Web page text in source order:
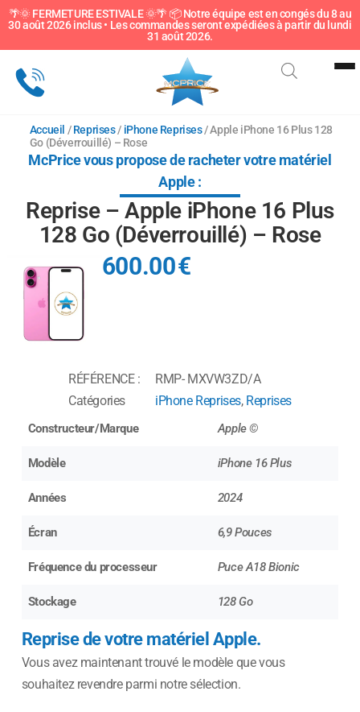
🌴🌞 FERMETURE ESTIVALE 🌞🌴 📦 Notre équipe est en congés du 8 au
30 août 2026 inclus • Les commandes seront expédiées à partir du lundi
31 août 2026.
Sous-catégorie
Accueil /Reprises/ iPhone Reprises/ Apple iPhone 16 Plus 128
Go (Déverrouillé) – Rose
McPrice vous propose de racheter votre matériel
Apple :
Reprise – Apple iPhone 16 Plus
128 Go (Déverrouillé) – Rose
600.00€
RÉFÉRENCE :
RMP- MXVW3ZD/A
Catégories
iPhone Reprises, Reprises
Constructeur/Marque Apple ©
Modèle iPhone 16 Plus
Années 2024
Écran 6,9 Pouces
Fréquence du processeur Puce A18 Bionic
Stockage 128 Go
Reprise de votre matériel Apple.
Vous avez maintenant trouvé le modèle que vous
souhaitez revendre parmi notre sélection.